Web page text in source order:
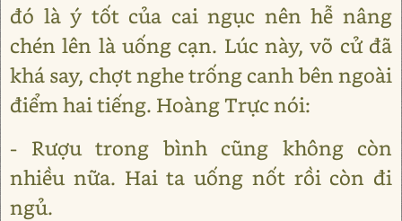
đó là ý tốt của cai ngục nên hễ nâng
chén lên là uống cạn. Lúc này, võ cử đã
khá say, chợt nghe trống canh bên ngoài
điểm hai tiếng. Hoàng Trực nói:
- Rượu trong bình cũng không còn
nhiều nữa. Hai ta uống nốt rồi còn đi
ngủ.